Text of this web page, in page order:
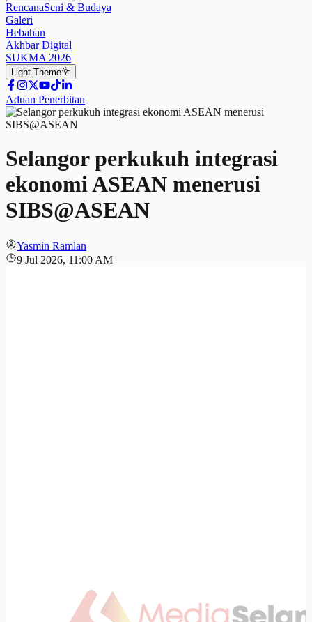
RencanaSeni & Budaya
Galeri
Hebahan
Akhbar Digital
SUKMA 2026
Light Theme
Aduan Penerbitan
Selangor perkukuh integrasi
ekonomi ASEAN menerusi
SIBS@ASEAN
Yasmin Ramlan
9 Jul 2026, 11:00 AM